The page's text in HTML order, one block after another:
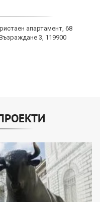
апартамент, 68
3, 119900